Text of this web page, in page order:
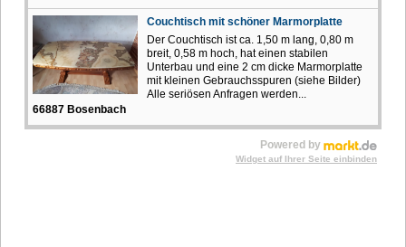
Couchtisch mit schöner Marmorplatte
Der Couchtisch ist ca. 1,50 m lang, 0,80 m
breit, 0,58 m hoch, hat einen stabilen
Unterbau und eine 2 cm dicke Marmorplatte
mit kleinen Gebrauchsspuren (siehe Bilder)
Alle seriösen Anfragen werden...
66887 Bosenbach
Powered by
Widget auf Ihrer Seite einbinden